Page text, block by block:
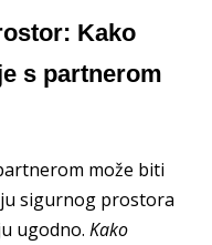
Kako
s partnerom
može biti
sigurnog prostora
ugodno. Kako